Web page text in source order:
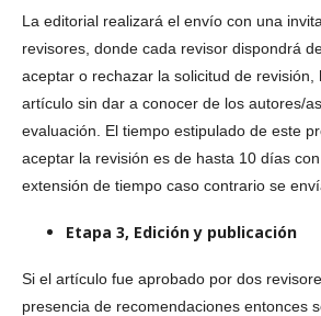
La editorial realizará el envío con una
revisores, donde cada revisor dispondrá
aceptar o rechazar la solicitud de revisión,
artículo sin dar a conocer de los autores/
evaluación . El tiempo estipulado de este
aceptar la revisión es de hasta 10 días
extensión de tiempo caso contrario se
Etapa 3, Edición y publicación
Si el artículo fue aprobado por dos
presencia de recomendaciones entonces